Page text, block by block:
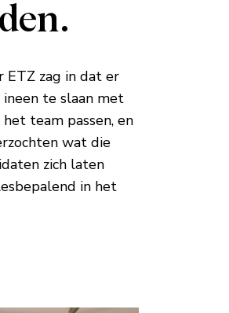
ETZ zag in dat er
te slaan met
team passen, en
wat die
zich laten
in het